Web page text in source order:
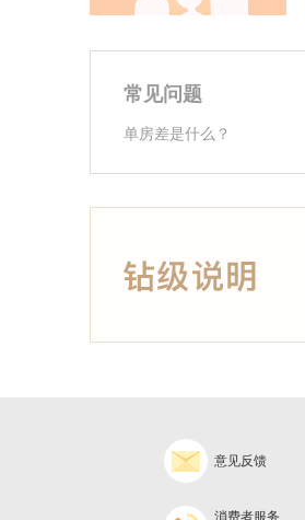
常见问题
单房差是什么？
意见反馈
消费者服务